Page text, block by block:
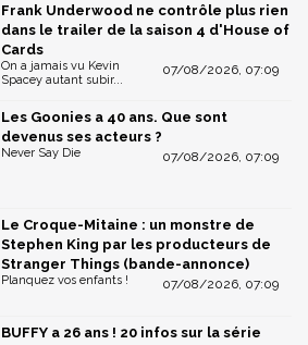
Frank Underwood ne contrôle plus rien
dans le trailer de la saison 4 d'House of
Cards
07/08/2026, 07:09
On a jamais vu Kevin
Spacey autant subir...
Les Goonies a 40 ans. Que sont
devenus ses acteurs ?
07/08/2026, 07:09
Never Say Die
Le Croque-Mitaine : un monstre de
Stephen King par les producteurs de
Stranger Things (bande-annonce)
07/08/2026, 07:09
Planquez vos enfants !
BUFFY a 26 ans ! 20 infos sur la série